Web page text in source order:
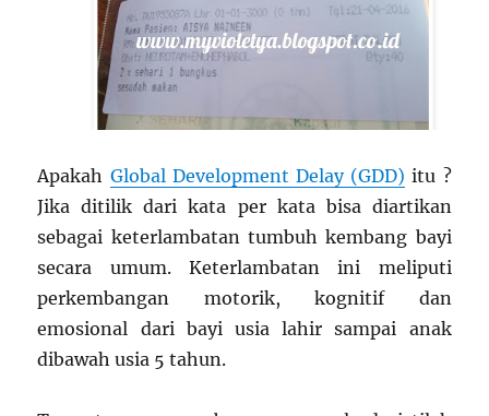
Apakah Global Development Delay (GDD) itu ?
Jika ditilik dari kata per kata bisa diartikan
sebagai keterlambatan tumbuh kembang bayi
secara umum. Keterlambatan ini meliputi
perkembangan motorik, kognitif dan
emosional dari bayi usia lahir sampai anak
dibawah usia 5 tahun.